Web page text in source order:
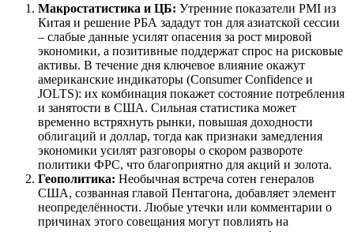
Макростатистика и ЦБ: Утренние показатели PMI из
Китая и решение РБА зададут тон для азиатской сессии
– слабые данные усилят опасения за рост мировой
экономики, а позитивные поддержат спрос на рисковые
активы. В течение дня ключевое влияние окажут
американские индикаторы (Consumer Confidence и
JOLTS): их комбинация покажет состояние потребления
и занятости в США. Сильная статистика может
временно встряхнуть рынки, повышая доходности
облигаций и доллар, тогда как признаки замедления
экономики усилят разговоры о скором развороте
политики ФРС, что благоприятно для акций и золота.
Геополитика: Необычная встреча сотен генералов
США, созванная главой Пентагона, добавляет элемент
неопределённости. Любые утечки или комментарии о
причинах этого совещания могут повлиять на